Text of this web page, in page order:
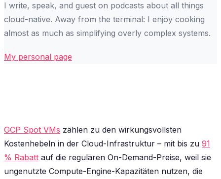
I write, speak, and guest on podcasts about all things
cloud-native. Away from the terminal: I enjoy cooking
almost as much as simplifying overly complex systems.
My personal page
GCP Spot VMs zählen zu den wirkungsvollsten
Kostenhebeln in der Cloud-Infrastruktur – mit bis zu 91
% Rabatt auf die regulären On-Demand-Preise, weil sie
ungenutzte Compute-Engine-Kapazitäten nutzen, die